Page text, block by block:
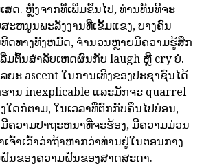
ສດ. ຫຼັງຈາກທີ່ເພີ່ມຂຶ້ນໄປ, ທ່ານທັນທີຈະ
ຫນູນພະລັງງານທີ່ເຂັ້ມແຂງ, ບາງຄົນ
ດທາງທັງຫມົດ, ຈໍານວນຫຼາຍມີຄວາມຮູ້ສຶກ
ມຕົ້ນສໍາລັບເຫດຜົນກັບ laugh ຫຼື cry ບໍ່.
ຍະ ascent ໃນການເທິງຂອງປະຊາຊົນໄດ້
ານ inexplicable ແລະມັກຈະ quarrel
ໃດກໍຕາມ, ໃນເວລາທີ່ຕົກກັບຄືນໄປບ່ອນ,
ຄວາມປາຖະຫນາທີ່ຈະຮ້ອງ, ມີຄວາມມ່ວນ
ເຈົ້າເວົ້າວ່າຖ້າຫາກວ່າທ່ານຢູ່ໃນຕອນກາງ
ນຂອງຄວາມຝັນຂອງສາດສະດາ.